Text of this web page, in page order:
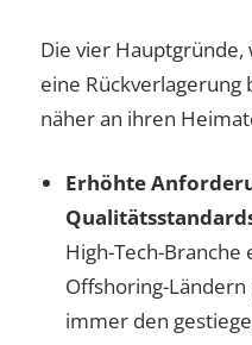
Die vier
eine
näher an ihren
Erhöhte
High-Tech-
Offshoring-
immer den